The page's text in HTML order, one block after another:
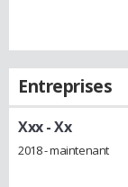
Entreprises
Xxx- Xx
2018 - maintenant